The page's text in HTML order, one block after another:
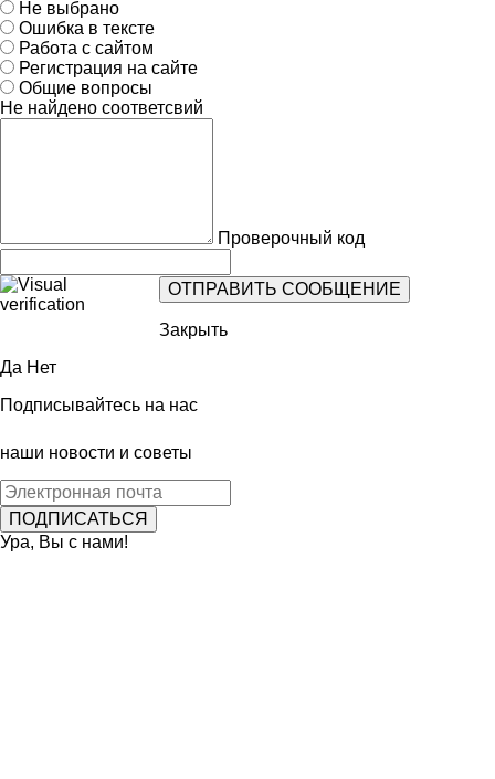
Не выбрано
Ошибка в тексте
Работа с сайтом
Регистрация на сайте
Общие вопросы
Не найдено соответсвий
Проверочный код
Закрыть
Да Нет
Подписывайтесь на нас
наши новости и советы
Ура, Вы с нами!